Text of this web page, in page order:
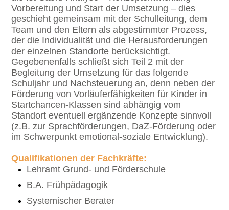
Vorbereitung und Start der Umsetzung – dies
geschieht gemeinsam mit der Schulleitung, dem
Team und den Eltern als abgestimmter Prozess,
der die Individualität und die Herausforderungen
der einzelnen Standorte berücksichtigt.
Gegebenenfalls schließt sich Teil 2 mit der
Begleitung der Umsetzung für das folgende
Schuljahr und Nachsteuerung an, denn neben der
Förderung von Vorläuferfähigkeiten für Kinder in
Startchancen-Klassen sind abhängig vom
Standort eventuell ergänzende Konzepte sinnvoll
(z.B. zur Sprachförderungen, DaZ-Förderung oder
im Schwerpunkt emotional-soziale Entwicklung).
Qualifikationen der Fachkräfte:
Lehramt Grund- und Förderschule
B.A. Frühpädagogik
Systemischer Berater